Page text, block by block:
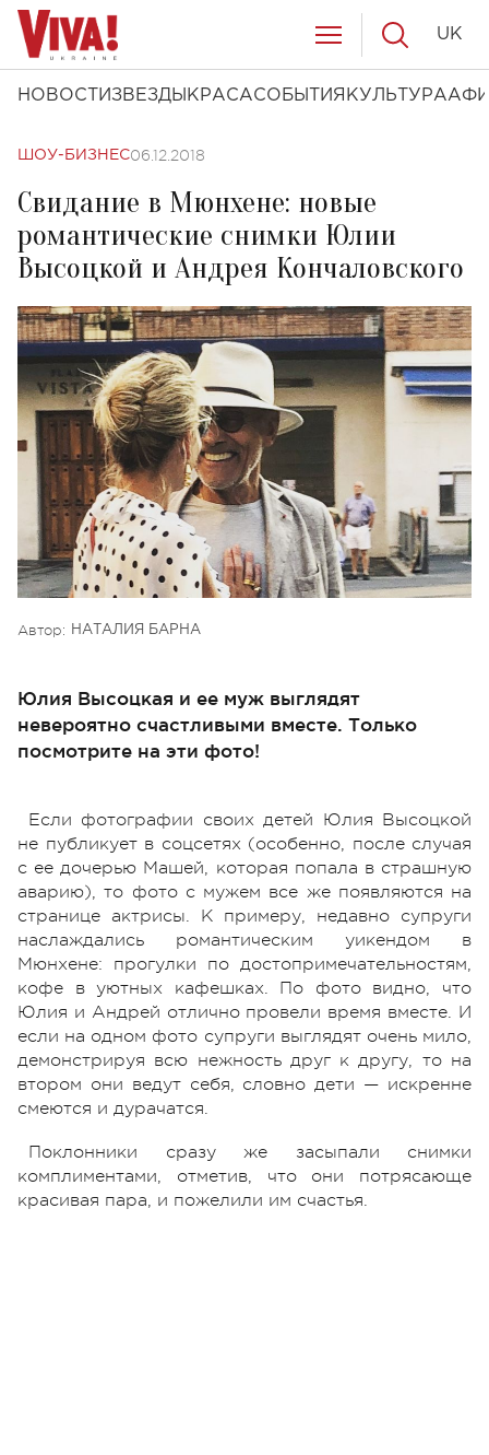
НОВОСТИ ЗВЕЗДЫ КРАСАСОБЫТИЯ КУЛЬТУРА
UK
ШОУ-БИЗНЕС06.12.2018
Свидание в Мюнхене: новые
романтические снимки Юлии
Высоцкой и Андрея Кончаловского
Автор: НАТАЛИЯ БАРНА
Юлия Высоцкая и ее муж выглядят
невероятно счастливыми вместе. Только
посмотрите на эти фото!
Если фотографии своих детей Юлия Высоцкой
не публикует в соцсетях (особенно, после случая
с ее дочерью Машей, которая попала в страшную
аварию), то фото с мужем все же появляются на
странице актрисы. К примеру, недавно супруги
наслаждались романтическим уикендом в
Мюнхене: прогулки по достопримечательностям,
кофе в уютных кафешках. По фото видно, что
Юлия и Андрей отлично провели время вместе. И
если на одном фото супруги выглядят очень мило,
демонстрируя всю нежность друг к другу, то на
втором они ведут себя, словно дети — искренне
смеются и дурачатся.
Поклонники сразу же засыпали снимки
комплиментами, отметив, что они потрясающе
красивая пара, и пожелили им счастья.